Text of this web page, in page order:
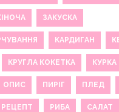
ЗАКУСКА
КАРДИГАН
КРУГЛА КОКЕТКА КУРКА
ОПИС ПИРІГ ПЛЕД
РЕЦЕПТ РИБА САЛАТ